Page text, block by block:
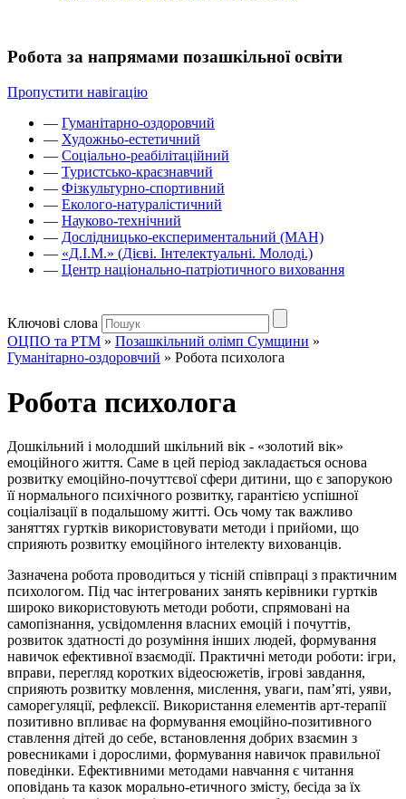
Робота за напрямами позашкільної освіти
Пропустити навігацію
— Гуманітарно-оздоровчий
— Художньо-естетичний
— Соціально-реабілітаційний
— Туристсько-краєзнавчий
— Фізкультурно-спортивний
— Еколого-натуралістичний
— Науково-технічний
— Дослідницько-експериментальний (МАН)
— «Д.І.М.» (Дієві. Інтелектуальні. Молоді.)
— Центр національно-патріотичного виховання
Ключові слова
ОЦПО та РТМ » Позашкільний олімп Сумщини »
Гуманітарно-оздоровчий » Робота психолога
Робота психолога
Дошкільний і молодший шкільний вік - «золотий вік»
емоційного життя. Саме в цей період закладається основа
розвитку емоційно-почуттєвої сфери дитини, що є запорукою
її нормального психічного розвитку, гарантією успішної
соціалізації в подальшому житті. Ось чому так важливо
заняттях гуртків використовувати методи і прийоми, що
сприяють розвитку емоційного інтелекту вихованців.
Зазначена робота проводиться у тісній співпраці з практичним
психологом. Під час інтегрованих занять керівники гуртків
широко використовують методи роботи, спрямовані на
самопізнання, усвідомлення власних емоцій і почуттів,
розвиток здатності до розуміння інших людей, формування
навичок ефективної взаємодії. Практичні методи роботи: ігри,
вправи, перегляд коротких відеосюжетів, ігрові завдання,
сприяють розвитку мовлення, мислення, уваги, пам’яті, уяви,
саморегуляції, рефлексії. Використання елементів арт-терапії
позитивно впливає на формування емоційно-позитивного
ставлення дітей до себе, встановлення добрих взаємин з
ровесниками і дорослими, формування навичок правильної
поведінки. Ефективними методами навчання є читання
оповідань та казок морально-етичного змісту, бесіда за їх